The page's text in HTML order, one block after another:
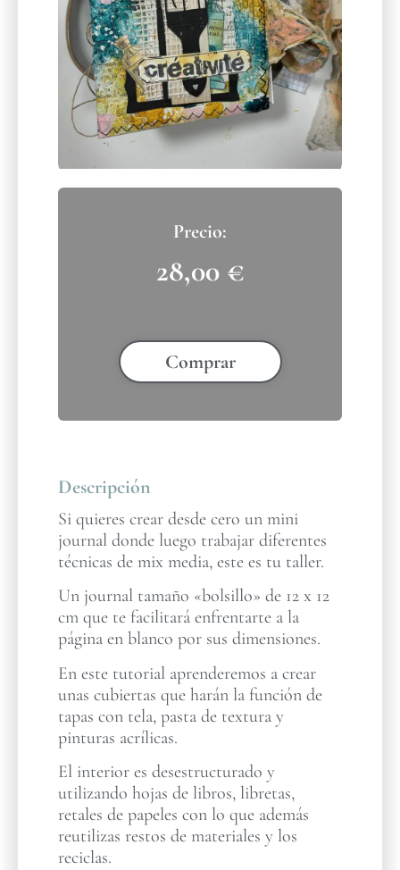
28,00 €
Comprar
Descripción
Si quieres crear desde cero un mini
journal donde luego trabajar diferentes
técnicas de mix media, este es tu taller.
Un journal tamaño «bolsillo» de 12 x 12
cm que te facilitará enfrentarte a la
página en blanco por sus dimensiones.
En este tutorial aprenderemos a crear
unas cubiertas que harán la función de
tapas con tela, pasta de textura y
pinturas acrílicas.
El interior es desestructurado y
utilizando hojas de libros, libretas,
retales de papeles con lo que además
reutilizas restos de materiales y los
reciclas.